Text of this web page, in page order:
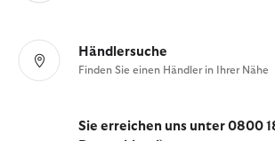
Händlersuche
Finden Sie einen Händler in Ihrer Nähe
Sie erreichen uns unter 0800